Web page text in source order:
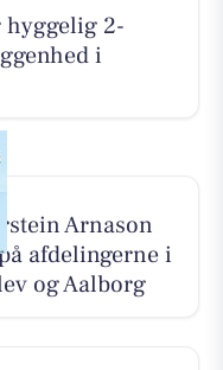
2-
i
Arnason
afdelingerne i
og Aalborg